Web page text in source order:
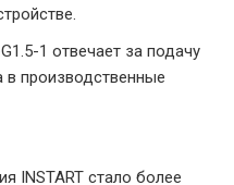
1 отвечает за подачу
производственные
INSTART стало более